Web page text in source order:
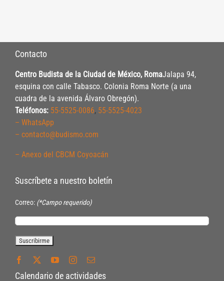
Contacto
Centro Budista de la Ciudad de México, RomaJalapa 94,
esquina con calle Tabasco. Colonia Roma Norte (a una
cuadra de la avenida Álvaro Obregón).
Teléfonos: 55-5525-0086, 55-5525-4023
– WhatsApp
– contacto@budismo.com
– Anexo del CBCM Coyoacán
Suscríbete a nuestro boletín
Correo: (*Campo requerido)
Calendario de actividades